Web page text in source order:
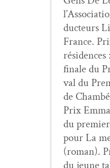
duc­teurs
France.
finale du
val du
de
Prix
du
pour La
(roman).
du jeune